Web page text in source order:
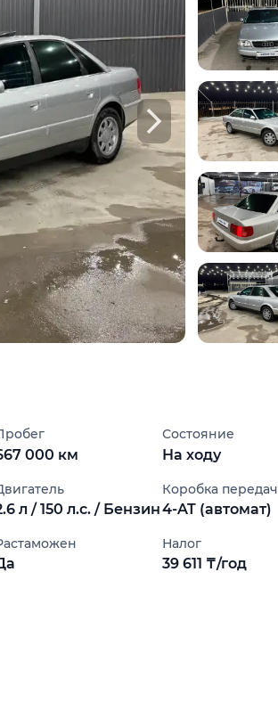
000 км
Состояние
На ходу
л / 150 л.с. / Бензин
Коробка передач
4-AT (автомат)
Налог
39 611 ₸/год